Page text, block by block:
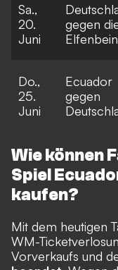
Sa.,
20.
Juni
gegen
Do.,
25.
Juni
Ecuador
gegen
Wie können
Spiel
kaufen?
Mit dem heutigen
WM-
Vorverkaufs und